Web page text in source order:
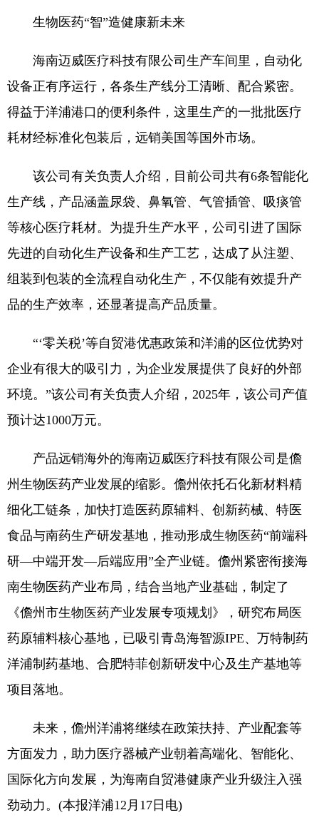
生物医药“智”造健康新未来
海南迈威医疗科技有限公司生产车间里，自动化
设备正有序运行，各条生产线分工清晰、配合紧密。
得益于洋浦港口的便利条件，这里生产的一批批医疗
耗材经标准化包装后，远销美国等国外市场。
该公司有关负责人介绍，目前公司共有6条智能化
生产线，产品涵盖尿袋、鼻氧管、气管插管、吸痰管
等核心医疗耗材。为提升生产水平，公司引进了国际
先进的自动化生产设备和生产工艺，达成了从注塑、
组装到包装的全流程自动化生产，不仅能有效提升产
品的生产效率，还显著提高产品质量。
“‘零关税’等自贸港优惠政策和洋浦的区位优势对
企业有很大的吸引力，为企业发展提供了良好的外部
环境。”该公司有关负责人介绍，2025年，该公司产值
预计达1000万元。
产品远销海外的海南迈威医疗科技有限公司是儋
州生物医药产业发展的缩影。儋州依托石化新材料精
细化工链条，加快打造医药原辅料、创新药械、特医
食品与南药生产研发基地，推动形成生物医药“前端科
研—中端开发—后端应用”全产业链。儋州紧密衔接海
南生物医药产业布局，结合当地产业基础，制定了
《儋州市生物医药产业发展专项规划》，研究布局医
药原辅料核心基地，已吸引青岛海智源IPE、万特制药
洋浦制药基地、合肥特菲创新研发中心及生产基地等
项目落地。
未来，儋州洋浦将继续在政策扶持、产业配套等
方面发力，助力医疗器械产业朝着高端化、智能化、
国际化方向发展，为海南自贸港健康产业升级注入强
劲动力。(本报洋浦12月17日电)